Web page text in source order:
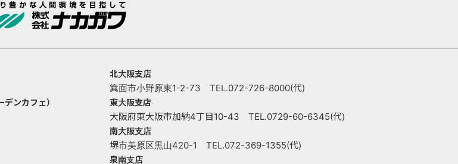
ンカフェ）
北大阪支店
箕面市小野原東1-2-73 TEL.072-726-8000(代)
東大阪支店
大阪府東大阪市加納4丁目10-43 TEL.0729-60-6345(代)
南大阪支店
堺市美原区黒山420-1 TEL.072-369-1355(代)
泉南支店